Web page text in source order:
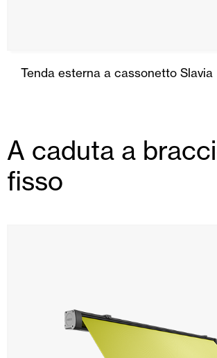
Tenda esterna a cassonetto Slavia
A caduta a
fisso